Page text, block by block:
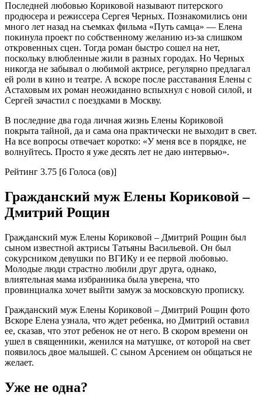
Последней любовью Кориковой называют питерского
продюсера и режиссера Сергея Черных. Познакомились они
много лет назад на съемках фильма «Путь самца» — Елена
покинула проект по собственному желанию из-за слишком
откровенных сцен. Тогда роман быстро сошел на нет,
поскольку влюбленные жили в разных городах. Но Черных
никогда не забывал о любимой актрисе, регулярно предлагал
ей роли в кино и театре. А вскоре после расставания Елены с
Астаховым их роман неожиданно вспыхнул с новой силой, и
Сергей зачастил с поездками в Москву.
В последние два года личная жизнь Елены Кориковой
покрыта тайной, да и сама она практически не выходит в свет.
На все вопросы отвечает коротко: «У меня все в порядке, не
волнуйтесь. Просто я уже десять лет не даю интервью».
Рейтинг 3.75 [6 Голоса (ов)]
Гражданский муж Елены Кориковой –
Дмитрий Рощин
Гражданский муж Елены Кориковой – Дмитрий Рощин был
сыном известной актрисы Татьяны Васильевой. Он был
сокурсником девушки по ВГИКу и ее первой любовью.
Молодые люди страстно любили друг друга, однако,
влиятельная мама избранника была уверена, что
провинциалка хочет выйти замуж за московскую прописку.
Гражданский муж Елены Кориковой – Дмитрий Рощин фото
Вскоре Елена узнала, что ждет ребенка, но Дмитрий оставил
ее, сказав, что этот ребенок не от него. В скором времени он
ушел в священники, женился на матушке, от которой на свет
появилось двое малышей. С сыном Арсением он общаться не
желает.
Уже не одна?